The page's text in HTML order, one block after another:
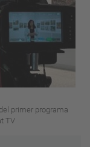
primer programa
TV